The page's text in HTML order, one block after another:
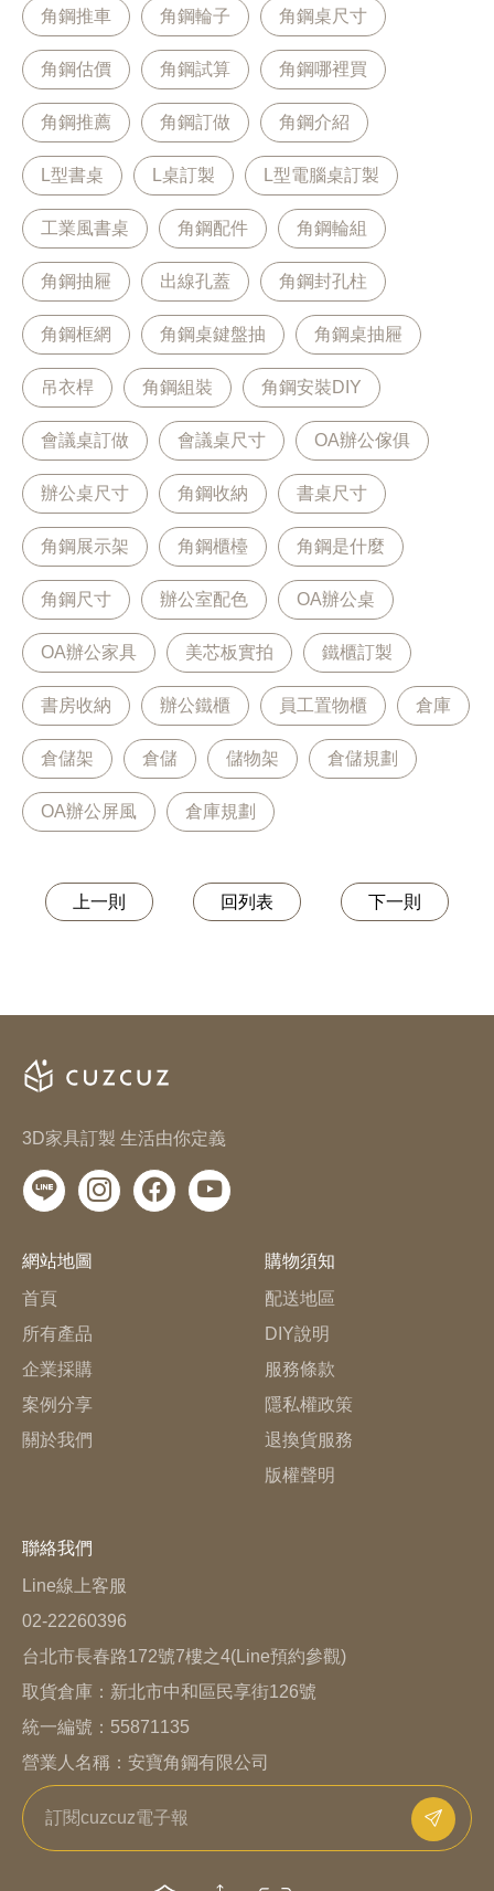
角鋼推車 角鋼輪子 角鋼桌尺寸
角鋼估價 角鋼試算 角鋼哪裡買
角鋼推薦 角鋼訂做 角鋼介紹
L型書桌 L桌訂製 L型電腦桌訂製
工業風書桌 角鋼配件 角鋼輪組
角鋼抽屜 出線孔蓋 角鋼封孔柱
角鋼框網 角鋼桌鍵盤抽 角鋼桌抽屜
吊衣桿 角鋼組裝 角鋼安裝DIY
會議桌訂做 會議桌尺寸 OA辦公傢俱
辦公桌尺寸 角鋼收納 書桌尺寸
角鋼展示架 角鋼櫃檯 角鋼是什麼
角鋼尺寸 辦公室配色 OA辦公桌
OA辦公家具 美芯板實拍 鐵櫃訂製
書房收納 辦公鐵櫃 員工置物櫃 倉庫
倉儲架 倉儲 儲物架 倉儲規劃
OA辦公屏風 倉庫規劃
上一則 回列表 下一則
3D家具訂製 生活由你定義
網站地圖
首頁
所有產品
企業採購
案例分享
關於我們
購物須知
配送地區
DIY說明
服務條款
隱私權政策
退換貨服務
版權聲明
聯絡我們
Line線上客服
02-22260396
台北市長春路172號7樓之4(Line預約參觀)
取貨倉庫： 新北市中和區民享街126號
統一編號：55871135
營業人名稱：安寶角鋼有限公司